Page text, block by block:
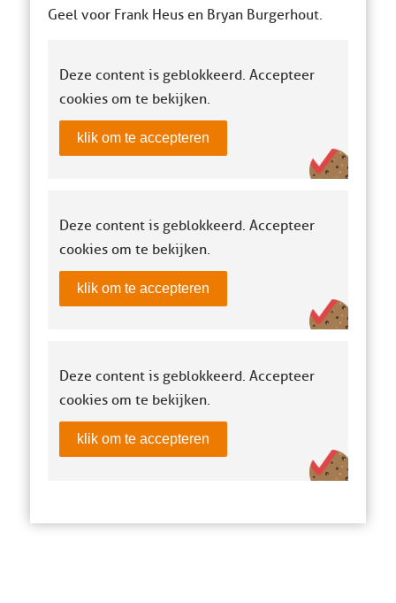
Geel voor Frank Heus en Bryan Burgerhout.
Deze content is geblokkeerd. Accepteer
cookies om te bekijken.
klik om te accepteren
Deze content is geblokkeerd. Accepteer
cookies om te bekijken.
klik om te accepteren
Deze content is geblokkeerd. Accepteer
cookies om te bekijken.
klik om te accepteren